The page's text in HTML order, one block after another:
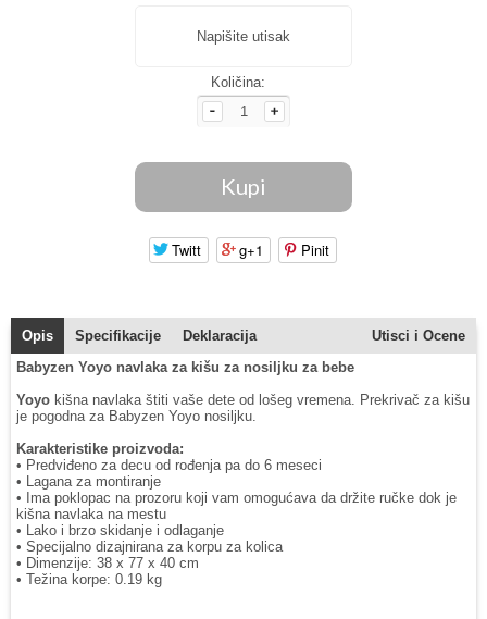
Napišite utisak
Količina:
Twitt g+1 Pinit
Opis Specifikacije Deklaracija
Utisci i Ocene
Babyzen Yoyo navlaka za kišu za nosiljku za bebe
Yoyo kišna navlaka štiti vaše dete od lošeg vremena. Prekrivač za kišu
je pogodna za Babyzen Yoyo nosiljku.
Karakteristike proizvoda:
• Predviđeno za decu od rođenja pa do 6 meseci
• Lagana za montiranje
• Ima poklopac na prozoru koji vam omogućava da držite ručke dok je
kišna navlaka na mestu
• Lako i brzo skidanje i odlaganje
• Specijalno dizajnirana za korpu za kolica
• Dimenzije: 38 x 77 x 40 cm
• Težina korpe: 0.19 kg